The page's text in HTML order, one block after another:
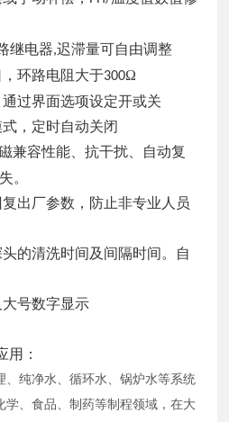
继电器,迟滞量可自由调整
环路电阻大于300Ω
过界面选项设定开或关
，定时自动关闭
兼容性能、抗干扰、自动复
。
出厂参数，防止非专业人员
的清洗时间及间隔时间。自
号数字显示
用：
、纯净水、循环水、锅炉水等系统
学、食品、制药等制程领域，在大